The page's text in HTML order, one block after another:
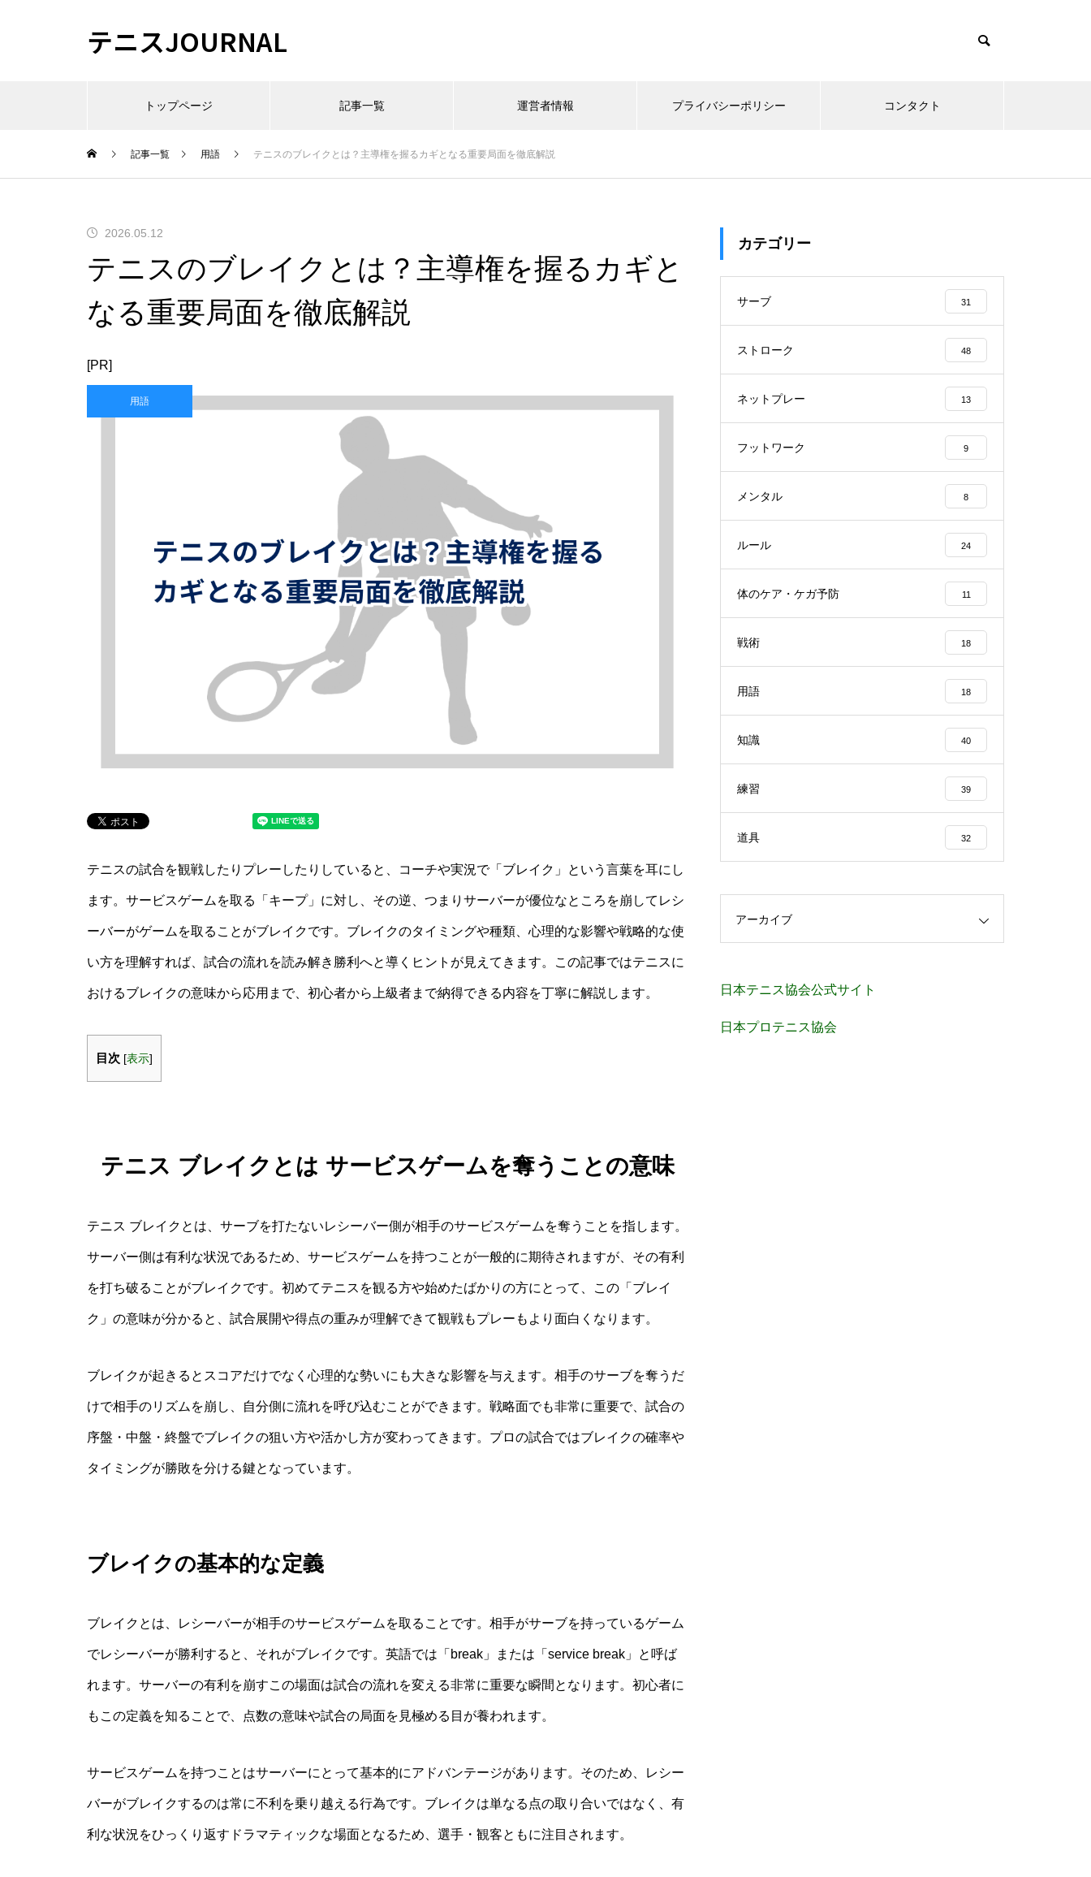
テニスJOURNAL
トップページ 記事一覧 運営者情報 プライバシーポリシー コンタクト
記事一覧 用語 テニスのブレイクとは？主導権を握るカギとなる重要局面を徹底解説
2026.05.12
テニスのブレイクとは？主導権を握るカギと
なる重要局面を徹底解説
[PR]
用語
テニスの試合を観戦したりプレーしたりしていると、コーチや実況で「ブレイク」という言葉を耳にし
ます。サービスゲームを取る「キープ」に対し、その逆、つまりサーバーが優位なところを崩してレシ
ーバーがゲームを取ることがブレイクです。ブレイクのタイミングや種類、心理的な影響や戦略的な使
い方を理解すれば、試合の流れを読み解き勝利へと導くヒントが見えてきます。この記事ではテニスに
おけるブレイクの意味から応用まで、初心者から上級者まで納得できる内容を丁寧に解説します。
目次 [表示]
テニス ブレイクとは サービスゲームを奪うことの意味
テニス ブレイクとは、サーブを打たないレシーバー側が相手のサービスゲームを奪うことを指します。
サーバー側は有利な状況であるため、サービスゲームを持つことが一般的に期待されますが、その有利
を打ち破ることがブレイクです。初めてテニスを観る方や始めたばかりの方にとって、この「ブレイ
ク」の意味が分かると、試合展開や得点の重みが理解できて観戦もプレーもより面白くなります。
ブレイクが起きるとスコアだけでなく心理的な勢いにも大きな影響を与えます。相手のサーブを奪うだ
けで相手のリズムを崩し、自分側に流れを呼び込むことができます。戦略面でも非常に重要で、試合の
序盤・中盤・終盤でブレイクの狙い方や活かし方が変わってきます。プロの試合ではブレイクの確率や
タイミングが勝敗を分ける鍵となっています。
ブレイクの基本的な定義
ブレイクとは、レシーバーが相手のサービスゲームを取ることです。相手がサーブを持っているゲーム
でレシーバーが勝利すると、それがブレイクです。英語では「break」または「service break」と呼ば
れます。サーバーの有利を崩すこの場面は試合の流れを変える非常に重要な瞬間となります。初心者に
もこの定義を知ることで、点数の意味や試合の局面を見極める目が養われます。
サービスゲームを持つことはサーバーにとって基本的にアドバンテージがあります。そのため、レシー
バーがブレイクするのは常に不利を乗り越える行為です。ブレイクは単なる点の取り合いではなく、有
利な状況をひっくり返すドラマティックな場面となるため、選手・観客ともに注目されます。
カテゴリー
サーブ 31
ストローク 48
ネットプレー 13
フットワーク 9
メンタル 8
ルール 24
体のケア・ケガ予防 11
戦術 18
用語 18
知識 40
練習 39
道具 32
アーカイブ
日本テニス協会公式サイト
日本プロテニス協会